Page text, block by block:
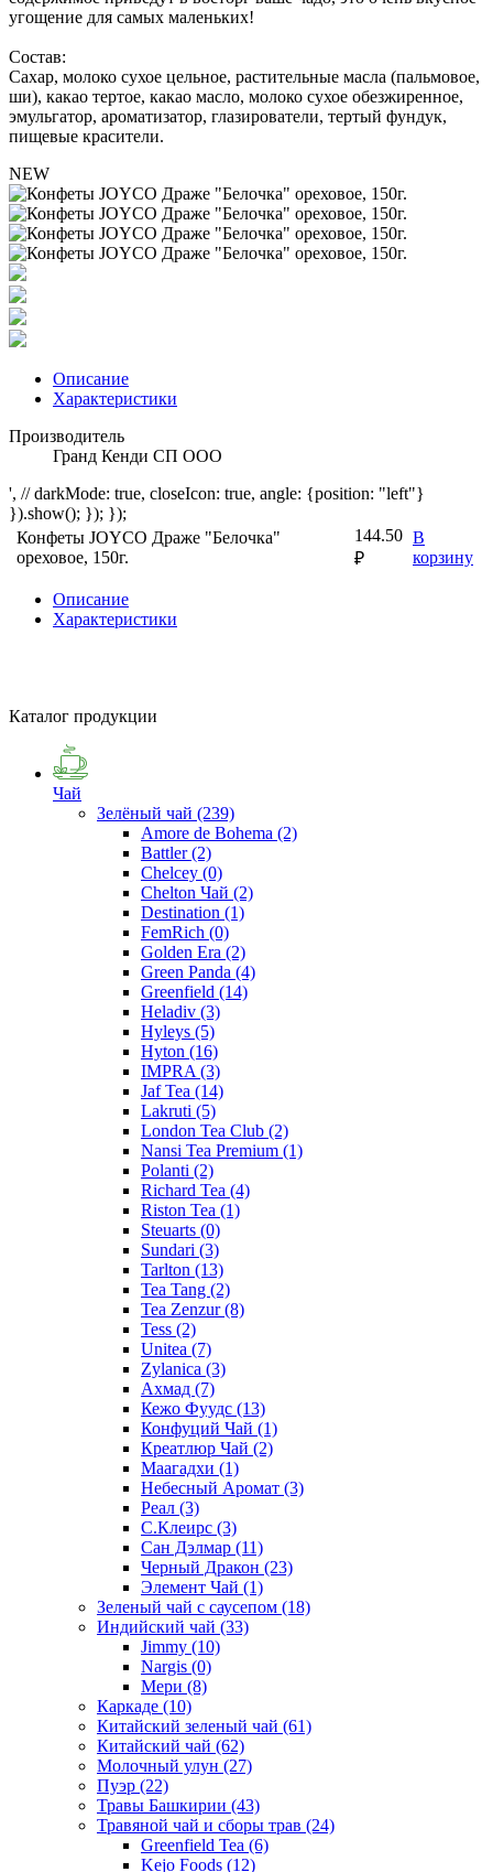
угощение для самых маленьких!
Состав:
Сахар, молоко сухое цельное, растительные масла (пальмовое,
ши), какао тертое, какао масло, молоко сухое обезжиренное,
эмульгатор, ароматизатор, глазирователи, тертый фундук,
пищевые красители.
NEW
Описание
Характеристики
Производитель
Гранд Кенди СП ООО
', // darkMode: true, closeIcon: true, angle: {position: "left"}
}).show(); }); });
Конфеты JOYCO Драже "Белочка"
ореховое, 150г.
144.50
₽
В
корзину
Описание
Характеристики
Каталог продукции
Чай
Зелёный чай (239)
Amore de Bohema (2)
Battler(2)
Chelcey (0)
Chelton Чай (2)
Destination (1)
FemRich (0)
Golden Era (2)
Green Panda (4)
Greenfield (14)
Heladiv (3)
Hyleys (5)
Hyton (16)
IMPRA (3)
Jaf Tea (14)
Lakruti (5)
London Tea Club (2)
Nansi Tea Premium (1)
Polanti (2)
Richard Tea (4)
Riston Tea (1)
Steuarts (0)
Sundari (3)
Tarlton (13)
Tea Tang (2)
Tea Zenzur(8)
Tess (2)
Unitea (7)
Zylanica (3)
Ахмад (7)
Кежо Фуудс (13)
Конфуций Чай (1)
Креатлюр Чай (2)
Маагадхи (1)
Небесный Аромат (3)
Реал (3)
С.Клеирс (3)
Сан Дэлмар (11)
Черный Дракон (23)
Элемент Чай (1)
Зеленый чай с саусепом (18)
Индийский чай (33)
Jimmy (10)
Nargis (0)
Мери (8)
Каркаде (10)
Китайский зеленый чай (61)
Китайский чай (62)
Молочный улун (27)
Пуэр (22)
Травы Башкирии (43)
Травяной чай и сборы трав (24)
Greenfield Tea (6)
Kejo Foods (12)